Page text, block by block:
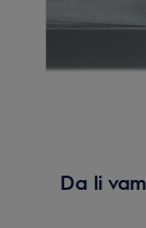
Da li